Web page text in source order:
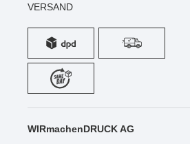
VERSAND
WIRmachenDRUCK AG